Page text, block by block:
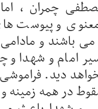
چمران ،
و پیوست
باشند و
امام و شهدا و
دید. فراموشی
در همه زمینه